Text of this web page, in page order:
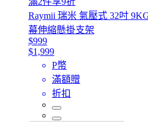
Raymii 瑞米 氣壓式 32吋
幕伸縮懸掛支架
$999
$1,999
P幣
滿額贈
折扣